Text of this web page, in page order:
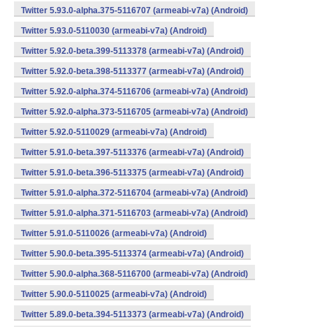
Twitter 5.93.0-alpha.375-5116707 (armeabi-v7a) (Android)
Twitter 5.93.0-5110030 (armeabi-v7a) (Android)
Twitter 5.92.0-beta.399-5113378 (armeabi-v7a) (Android)
Twitter 5.92.0-beta.398-5113377 (armeabi-v7a) (Android)
Twitter 5.92.0-alpha.374-5116706 (armeabi-v7a) (Android)
Twitter 5.92.0-alpha.373-5116705 (armeabi-v7a) (Android)
Twitter 5.92.0-5110029 (armeabi-v7a) (Android)
Twitter 5.91.0-beta.397-5113376 (armeabi-v7a) (Android)
Twitter 5.91.0-beta.396-5113375 (armeabi-v7a) (Android)
Twitter 5.91.0-alpha.372-5116704 (armeabi-v7a) (Android)
Twitter 5.91.0-alpha.371-5116703 (armeabi-v7a) (Android)
Twitter 5.91.0-5110026 (armeabi-v7a) (Android)
Twitter 5.90.0-beta.395-5113374 (armeabi-v7a) (Android)
Twitter 5.90.0-alpha.368-5116700 (armeabi-v7a) (Android)
Twitter 5.90.0-5110025 (armeabi-v7a) (Android)
Twitter 5.89.0-beta.394-5113373 (armeabi-v7a) (Android)